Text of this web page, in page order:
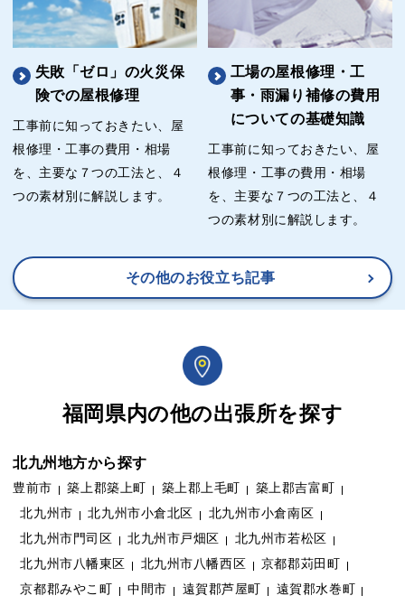
失敗「ゼロ」の火災保
険での屋根修理
工事前に知っておきたい、屋
根修理・工事の費用・相場
を、主要な７つの工法と、４
つの素材別に解説します。
工場の屋根修理・工
事・雨漏り補修の費用
についての基礎知識
工事前に知っておきたい、屋
根修理・工事の費用・相場
を、主要な７つの工法と、４
つの素材別に解説します。
その他のお役立ち記事
福岡県内の他の出張所を探す
北九州地方から探す
豊前市 築上郡築上町 築上郡上毛町
築上郡吉富町
北九州市
北九州市小倉北区
北九州市小倉南区
北九州市門司区
北九州市戸畑区
北九州市若松区
北九州市八幡東区
北九州市八幡西区
京都郡苅田町
京都郡みやこ町
中間市 遠賀郡芦屋町
遠賀郡水巻町